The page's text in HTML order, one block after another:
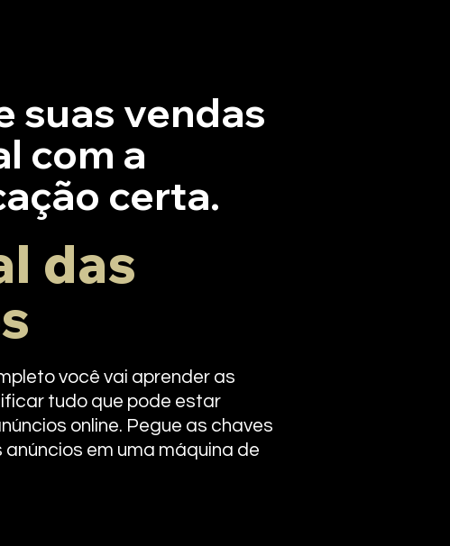
suas vendas
com a
certa.
das
você vai aprender as
tudo que pode estar
online. Pegue as chaves
em uma máquina de